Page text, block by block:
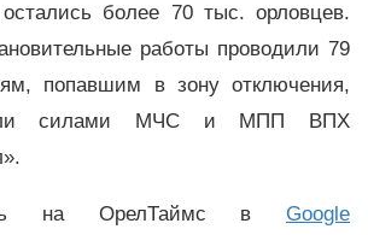
более 70 тыс. орловцев.
работы проводили 79
попавшим в зону отключения,
силами МЧС и МПП ВПХ
на ОрелТаймс в Google